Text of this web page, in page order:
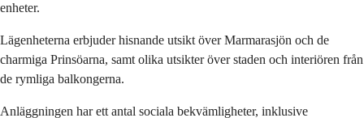
enheter.
Lägenheterna erbjuder hisnande utsikt över Marmarasjön och de
charmiga Prinsöarna, samt olika utsikter över staden och interiören från
de rymliga balkongerna.
Anläggningen har ett antal sociala bekvämligheter, inklusive